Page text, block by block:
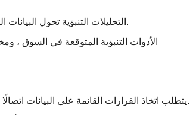
التحليلات التنبؤية تحول البيانات التاريخية إلى التبصر ، مما يساعد الشركات على توقع الاتجاهات والتحديات المستقبلية.
الأدوات التنبؤية المتوقعة في السوق
يتطلب اتخاذ القرارات القائمة على البيانات اتصالًا واضحًا للأفكار لأصحاب المصلحة. تقارير تلقائية وقابلة للتخصيص تبسيط هذه العملية.